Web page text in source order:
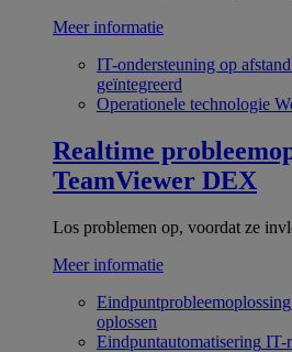
Meer informatie
IT-ondersteuning op afstand
geïntegreerd
Operationele technologie
Realtime
TeamViewer DEX
Los problemen op, voordat ze
Meer informatie
Eindpuntprobleemoplossing
oplossen
Eindpuntautomatisering IT-